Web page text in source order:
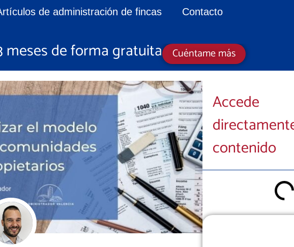
de administración de fincas Contacto
de forma gratuita Cuéntame más
Accede
contenido